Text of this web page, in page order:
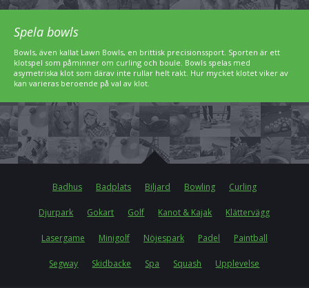
Spela bowls
Bowls, även kallat Lawn Bowls, en brittisk precisionssport. Sporten är ett
klotspel som påminner om curling och boule. Bowls spelas med
asymetriska klot som därav inte rullar helt rakt. Hur mycket klotet viker av
kan varieras beroende på val av klot.
Badhus Badplats Biljard Bowling Curling
Djurpark Gokart Golf Kanot & Kajak Klättervägg
Lasergame Minigolf Nöjespark Padel Paintball
Segway Skidbacke Spa Squash Upplevelse